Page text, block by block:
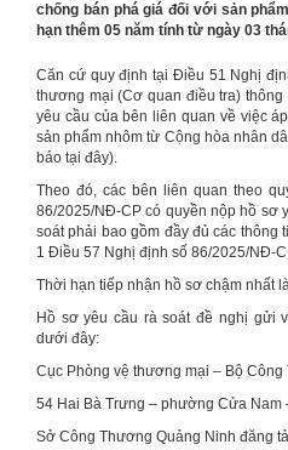
chống bán phá giá đối với sản
hạn thêm 05 năm tính từ ngày 03
Căn cứ quy định tại Điều 51 Nghị
thương mại (Cơ quan điều tra)
yêu cầu của bên liên quan về việc
sản phẩm nhôm từ Cộng hòa nhân
báo tại đây).
Theo đó, các bên liên quan theo
86/2025/NĐ-CP có quyền nộp hồ sơ
soát phải bao gồm đầy đủ các thông
1 Điều 57 Nghị định số 86/2025/NĐ-
Thời hạn tiếp nhận hồ sơ chậm nhất
Hồ sơ yêu cầu rà soát đề nghị gửi
dưới đây:
Cục Phòng vệ thương mại – Bộ Công
54 Hai Bà Trưng – phường Cửa Nam
Sở Công Thương Quảng Ninh đăng